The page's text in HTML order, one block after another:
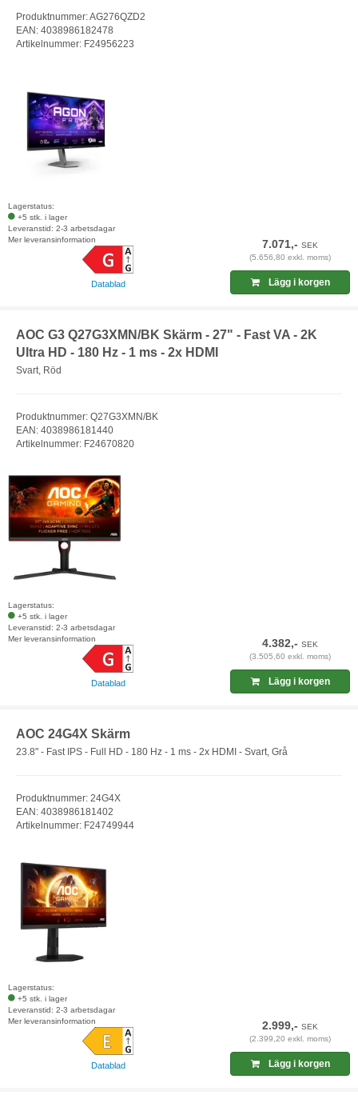
Produktnummer: AG276QZD2
EAN: 4038986182478
Artikelnummer: F24956223
Lagerstatus:
+5 stk. i lager
Leveranstid: 2-3 arbetsdagar
Mer leveransinformation
Datablad
7.071,-SEK
(5.656,80 exkl. moms)
Lägg i korgen
AOC G3 Q27G3XMN/BK Skärm - 27" - Fast VA - 2K
Ultra HD - 180 Hz - 1 ms - 2x HDMI
Svart, Röd
Produktnummer: Q27G3XMN/BK
EAN: 4038986181440
Artikelnummer: F24670820
Lagerstatus:
+5 stk. i lager
Leveranstid: 2-3 arbetsdagar
Mer leveransinformation
Datablad
4.382,-SEK
(3.505,60 exkl. moms)
Lägg i korgen
AOC 24G4X Skärm
23.8" - Fast IPS - Full HD - 180 Hz - 1 ms - 2x HDMI - Svart, Grå
Produktnummer: 24G4X
EAN: 4038986181402
Artikelnummer: F24749944
Lagerstatus:
+5 stk. i lager
Leveranstid: 2-3 arbetsdagar
Mer leveransinformation
Datablad
2.999,-SEK
(2.399,20 exkl. moms)
Lägg i korgen